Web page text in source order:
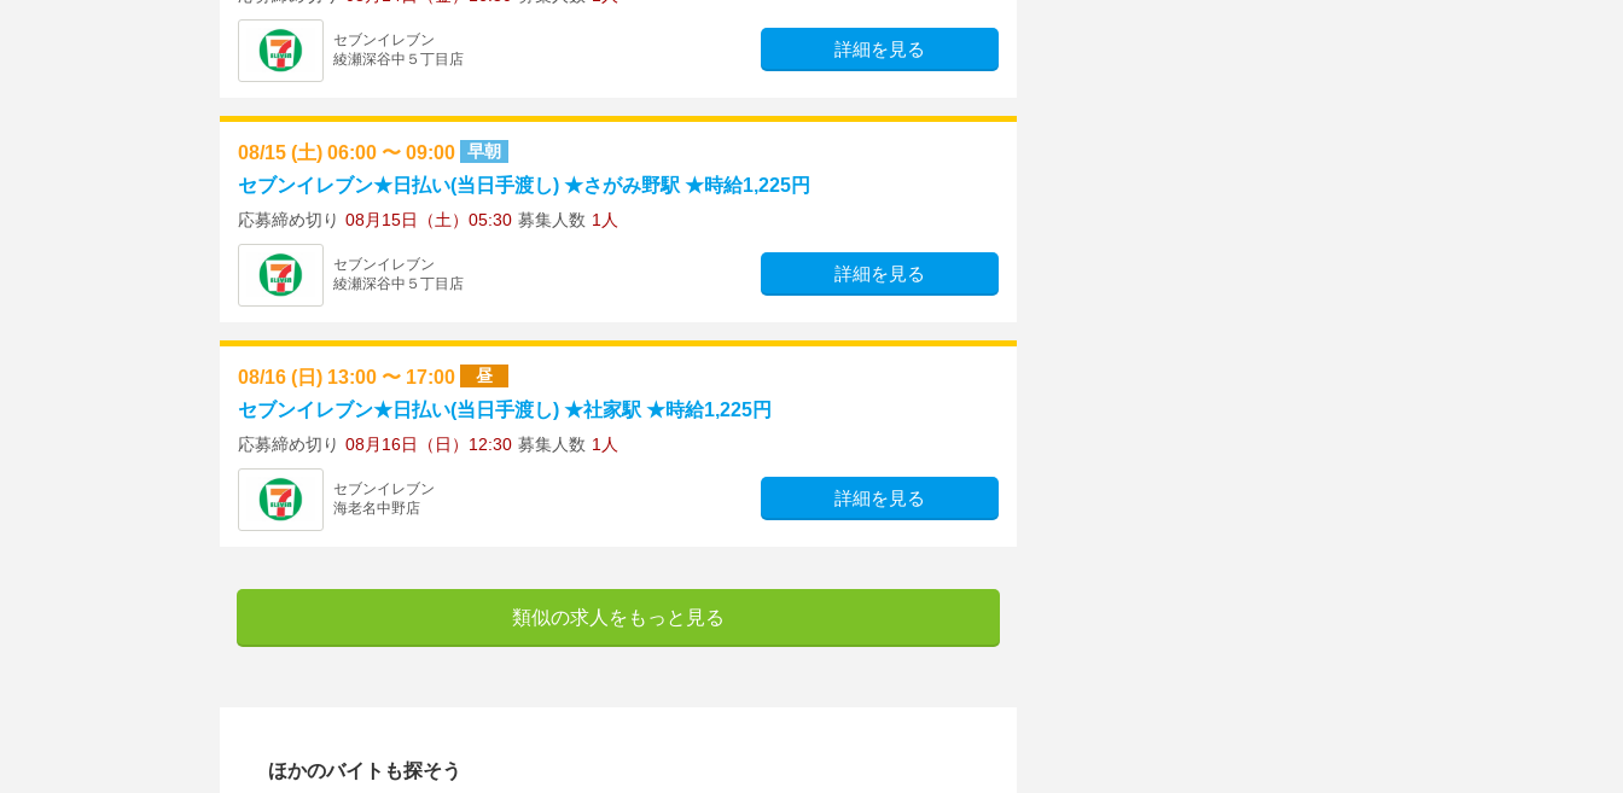
セブンイレブン
綾瀬深谷中５丁目店
詳細を見る
08/15 (土) 06:00 〜 09:00 早朝
セブンイレブン★日払い(当日手渡し) ★さがみ野駅 ★時給1,225円
応募締め切り 08月15日（土）05:30 募集人数 1人
セブンイレブン
綾瀬深谷中５丁目店
詳細を見る
08/16 (日) 13:00 〜 17:00 昼
セブンイレブン★日払い(当日手渡し) ★社家駅 ★時給1,225円
応募締め切り 08月16日（日）12:30 募集人数 1人
セブンイレブン
海老名中野店
詳細を見る
類似の求人をもっと見る
ほかのバイトも探そう